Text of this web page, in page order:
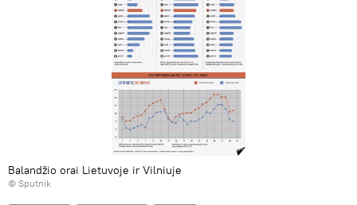
Balandžio orai Lietuvoje ir Vilniuje
© Sputnik